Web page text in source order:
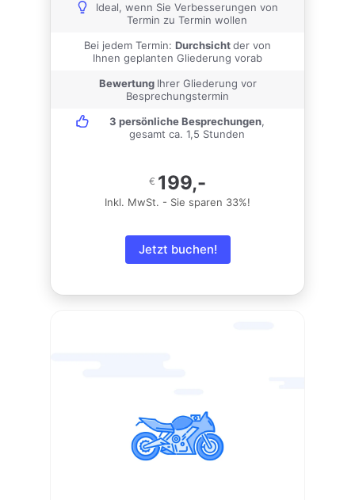
Ideal, wenn Sie Verbesserungen von
Termin zu Termin wollen
Bei jedem Termin: Durchsichtder von
Ihnen geplanten Gliederung vorab
Bewertung Ihrer Gliederung vor
Besprechungstermin
3 persönliche Besprechungen,
gesamt ca. 1,5 Stunden
€ 199,-
Inkl. MwSt. - Sie sparen 33%!
Jetzt buchen!